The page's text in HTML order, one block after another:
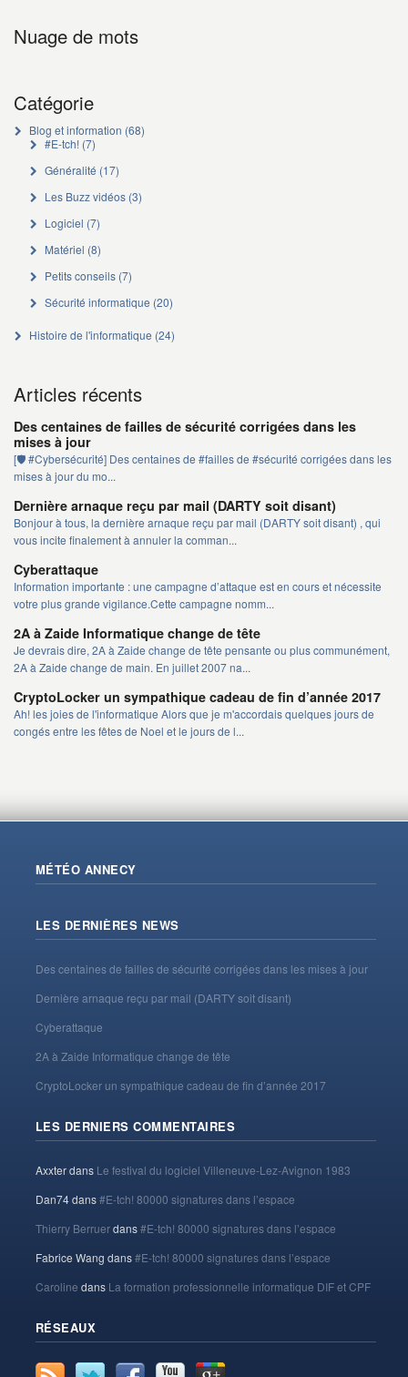
Nuage de mots
Catégorie
Blog et information (68)
#E-tch!(7)
Généralité (17)
Les Buzz vidéos(3)
Logiciel (7)
Matériel (8)
Petits conseils(7)
Sécurité informatique (20)
Histoire de l'informatique (24)
Articles récents
Des centaines de failles de sécurité corrigées dans les
mises à jour
[🛡️ #Cybersécurité] Des centaines de #failles de #sécurité corrigées dans les
mises à jour du mo...
Dernière arnaque reçu par mail (DARTY soit disant)
Bonjour à tous, la dernière arnaque reçu par mail (DARTY soit disant) , qui
vous incite finalement à annuler la comman...
Cyberattaque
Information importante : une campagne d’attaque est en cours et nécessite
votre plus grande vigilance.Cette campagne nomm...
2A à Zaide Informatique change de tête
Je devrais dire, 2A à Zaide change de tête pensante ou plus communément,
2A à Zaide change de main. En juillet 2007 na...
CryptoLocker un sympathique cadeau de fin d’année 2017
Ah! les joies de l'informatique Alors que je m'accordais quelques jours de
congés entre les fêtes de Noel et le jours de l...
MÉTÉO ANNECY
LES DERNIÈRES NEWS
Des centaines de failles de sécurité corrigées dans les mises à jour
Dernière arnaque reçu par mail (DARTY soit disant)
Cyberattaque
2A à Zaide Informatique change de tête
CryptoLocker un sympathique cadeau de fin d’année 2017
LES DERNIERS COMMENTAIRES
Axxterdans Le festival du logiciel Villeneuve-Lez-Avignon 1983
Dan74dans#E-tch! 80000 signatures dans l’espace
Thierry Berruerdans#E-tch! 80000 signatures dans l’espace
Fabrice Wang dans#E-tch! 80000 signatures dans l’espace
Caroline dans La formation professionnelle informatique DIF et CPF
RÉSEAUX